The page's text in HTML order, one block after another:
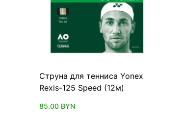
Струна для тенниса Yonex
Rexis-125 Speed (12м)
85.00 BYN